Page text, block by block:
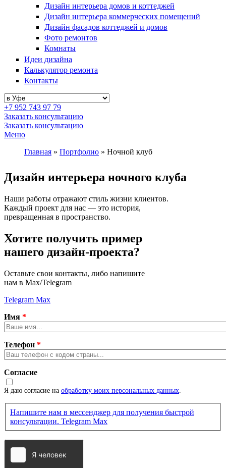
Дизайн интерьера домов и коттеджей
Дизайн интерьера коммерческих помещений
Дизайн фасадов коттеджей и домов
Фото ремонтов
Комнаты
Идеи дизайна
Калькулятор ремонта
Контакты
+7 952 743 97 79
Заказать консультацию
Заказать консультацию
Меню
Главная » Портфолио » Ночной клуб
Дизайн интерьера ночного клуба
Наши работы отражают стиль жизни клиентов.
Каждый проект для нас — это история,
превращенная в пространство.
Хотите получить пример
нашего дизайн-проекта?
Оставьте свои контакты, либо напишите
нам в Max/Telegram
Telegram Max
Имя *
Телефон *
Согласие
Я даю согласие на обработку моих персональных данных.
Напишите нам в мессенджер для получения быстрой
консультации. Telegram Max